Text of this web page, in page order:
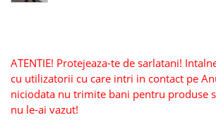
ATENTIE! Protejeaza-te de sarlatani!
cu utilizatorii cu care intri in contact pe
niciodata nu trimite bani pentru produse
nu le-ai vazut!